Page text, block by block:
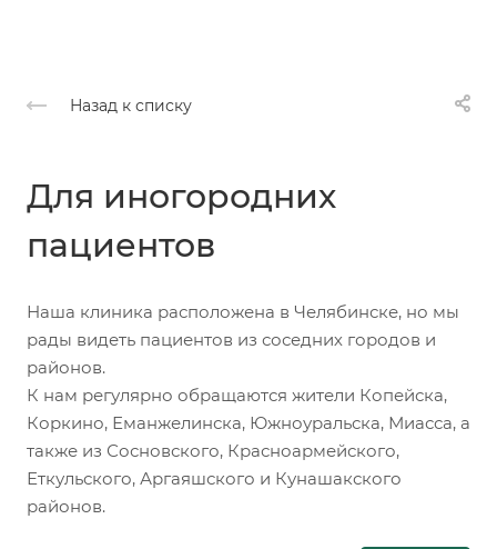
Назад к списку
Для иногородних
пациентов
Наша клиника расположена в Челябинске, но мы
рады видеть пациентов из соседних городов и
районов.
К нам регулярно обращаются жители Копейска,
Коркино, Еманжелинска, Южноуральска, Миасса, а
также из Сосновского, Красноармейского,
Еткульского, Аргаяшского и Кунашакского
районов.